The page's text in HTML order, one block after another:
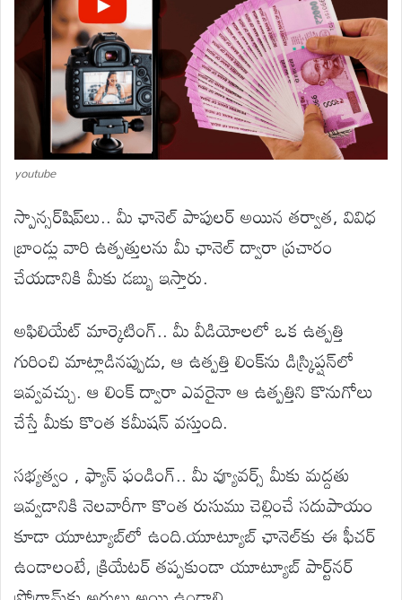
youtube
స్పాన్సర్‌షిప్‌లు.. మీ ఛానెల్ పాపులర్ అయిన తర్వాత, వివిధ
బ్రాండ్లు వారి ఉత్పత్తులను మీ ఛానెల్ ద్వారా ప్రచారం
చేయడానికి మీకు డబ్బు ఇస్తారు.
అఫిలియేట్ మార్కెటింగ్.. మీ వీడియోలలో ఒక ఉత్పత్తి
గురించి మాట్లాడినప్పుడు, ఆ ఉత్పత్తి లింక్‌ను డిస్క్రిప్షన్‌లో
ఇవ్వవచ్చు. ఆ లింక్ ద్వారా ఎవరైనా ఆ ఉత్పత్తిని కొనుగోలు
చేస్తే మీకు కొంత కమీషన్ వస్తుంది.
సభ్యత్వం , ఫ్యాన్ ఫండింగ్.. మీ వ్యూవర్స్ మీకు మద్దతు
ఇవ్వడానికి నెలవారీగా కొంత రుసుము చెల్లించే సదుపాయం
కూడా యూట్యూబ్‌లో ఉంది.యూట్యూబ్ ఛానెల్‌కు ఈ ఫీచర్
ఉండాలంటే, క్రియేటర్ తప్పకుండా యూట్యూబ్ పార్ట్‌నర్